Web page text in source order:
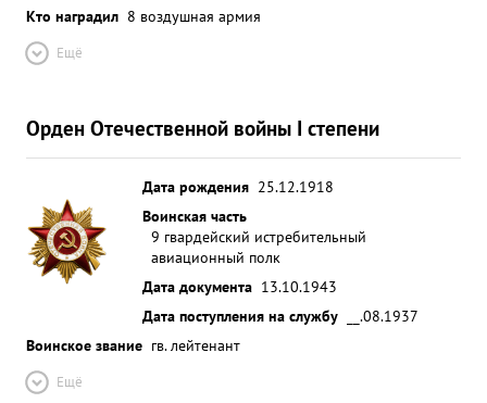
Кто наградил 8 воздушная армия
Ещё
Орден Отечественной войны I степени
Дата рождения 25.12.1918
Воинская часть
9 гвардейский истребительный
авиационный полк
Дата документа 13.10.1943
Дата поступления на службу
__.08.1937
Воинское звание гв. лейтенант
Ещё